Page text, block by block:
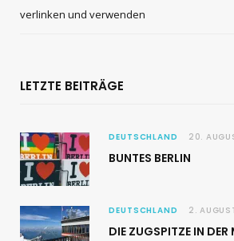
verlinken und verwenden
LETZTE BEITRÄGE
DEUTSCHLAND 20.
BUNTES BERLIN
DEUTSCHLAND 2.
DIE ZUGSPITZE IN